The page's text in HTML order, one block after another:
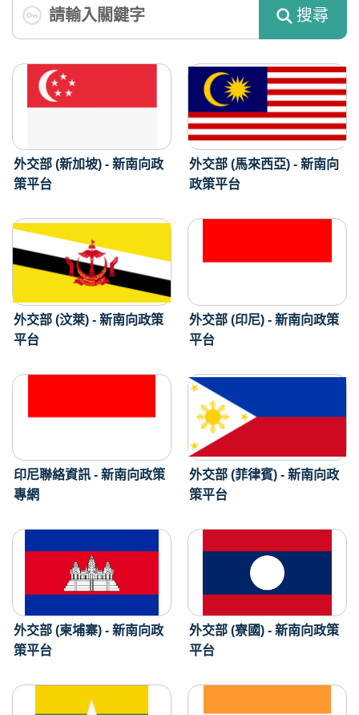
搜尋
外交部 (新加坡) - 新南向政
策平台
外交部 (馬來西亞) - 新南向
政策平台
外交部 (汶萊) - 新南向政策
平台
外交部 (印尼) - 新南向政策
平台
印尼聯絡資訊 - 新南向政策
專網
外交部 (菲律賓) - 新南向政
策平台
外交部 (柬埔寨) - 新南向政
策平台
外交部 (寮國) - 新南向政策
平台